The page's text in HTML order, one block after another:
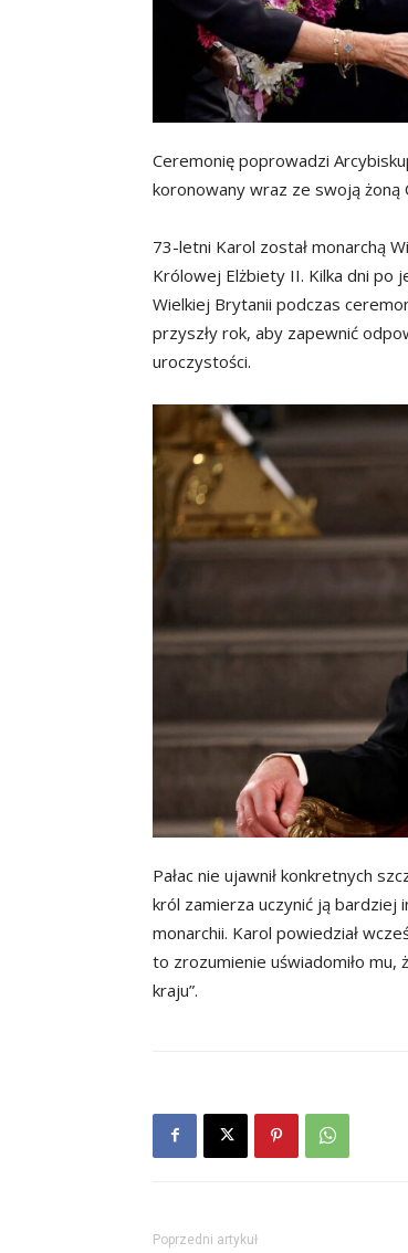
Ceremonię poprowadzi
koronowany wraz ze swoją żoną
73-letni Karol został monarchą
Królowej Elżbiety II. Kilka dni po
Wielkiej Brytanii podczas
przyszły rok, aby zapewnić
uroczystości.
Pałac nie ujawnił konkretnych
król zamierza uczynić ją bardziej
monarchii. Karol powiedział
to zrozumienie uświadomiło mu,
kraju”.
Poprzedni artykuł